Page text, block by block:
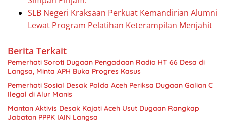
SLB Negeri Kraksaan Perkuat Kemandirian Alumni
Lewat Program Pelatihan Keterampilan Menjahit
Berita Terkait
Pemerhati Soroti Dugaan Pengadaan Radio HT 66 Desa di
Langsa, Minta APH Buka Progres Kasus
Pemerhati Sosial Desak Polda Aceh Periksa Dugaan Galian C
Ilegal di Alur Manis
Mantan Aktivis Desak Kajati Aceh Usut Dugaan Rangkap
Jabatan PPPK IAIN Langsa